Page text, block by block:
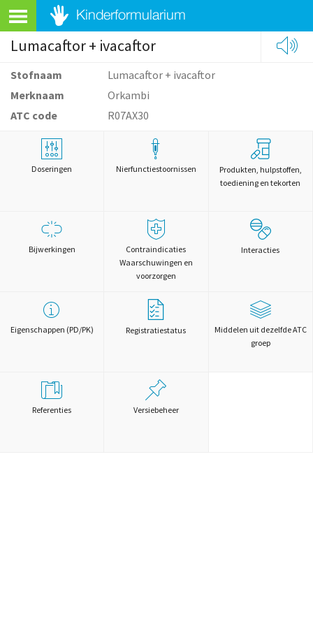
Lumacaftor + ivacaftor
Stofnaam
Lumacaftor + ivacaftor
Merknaam
Orkambi
ATC code
R07AX30
Doseringen Nierfunctiestoornissen
Produkten, hulpstoffen,
toediening en tekorten
Bijwerkingen
Contraindicaties
Waarschuwingen en
voorzorgen
Interacties
Eigenschappen (PD/PK) Registratiestatus
Middelen uit dezelfde ATC
groep
Referenties Versiebeheer